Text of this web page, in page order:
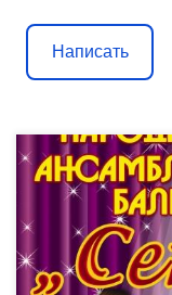
Написать
22 ноября 2015 г.
концертную
спортивного
Михаил Громов,